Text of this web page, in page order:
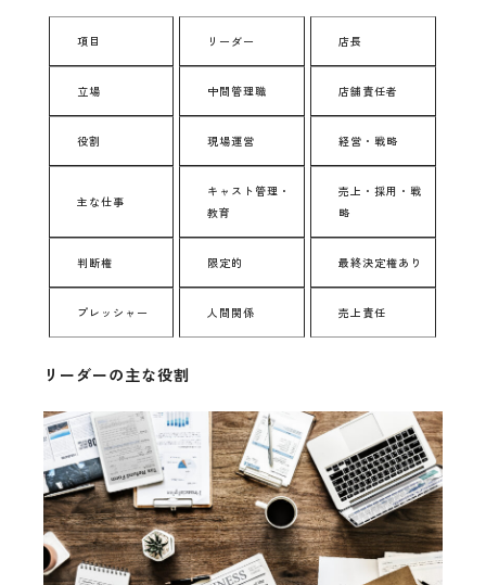
項目 リーダー 店長
立場 中間管理職 店舗責任者
役割 現場運営 経営・戦略
主な仕事
キャスト管理・
教育
売上・採用・戦
略
判断権 限定的 最終決定権あり
プレッシャー 人間関係 売上責任
リーダーの主な役割